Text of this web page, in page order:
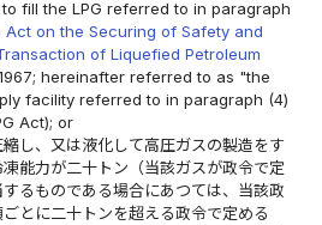
fill the LPG referred to in paragraph
Act on the Securing of Safety and
of Liquefied Petroleum
hereinafter referred to as "the
facility referred to in paragraph (4)
Act); or
し、又は液化して高圧ガスの製造をす
能力が二十トン（当該ガスが政令で定
るものである場合にあつては、当該政
とに二十トンを超える政令で定める